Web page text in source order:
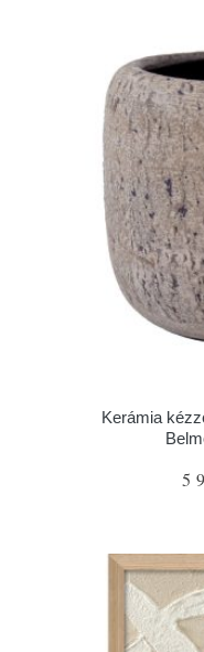
Kerámia
5